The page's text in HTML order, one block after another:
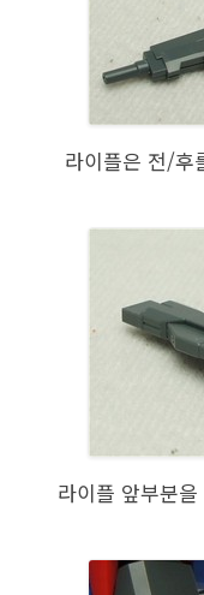
라이플은 전/후
라이플 앞부분